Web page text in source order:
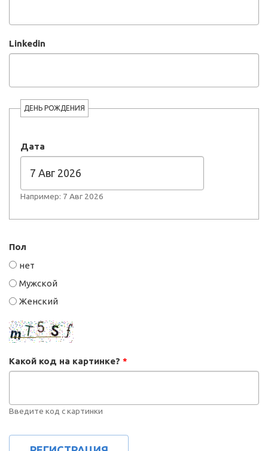
Linkedin
ДЕНЬ РОЖДЕНИЯ
Дата
Например: 7 Авг 2026
Пол
нет
Мужской
Женский
Какой код на картинке? *
Введите код с картинки